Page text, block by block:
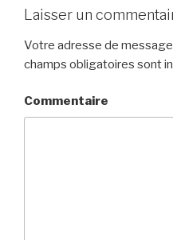
Laisser un
Votre adresse de
champs obligatoires sont
Commentaire